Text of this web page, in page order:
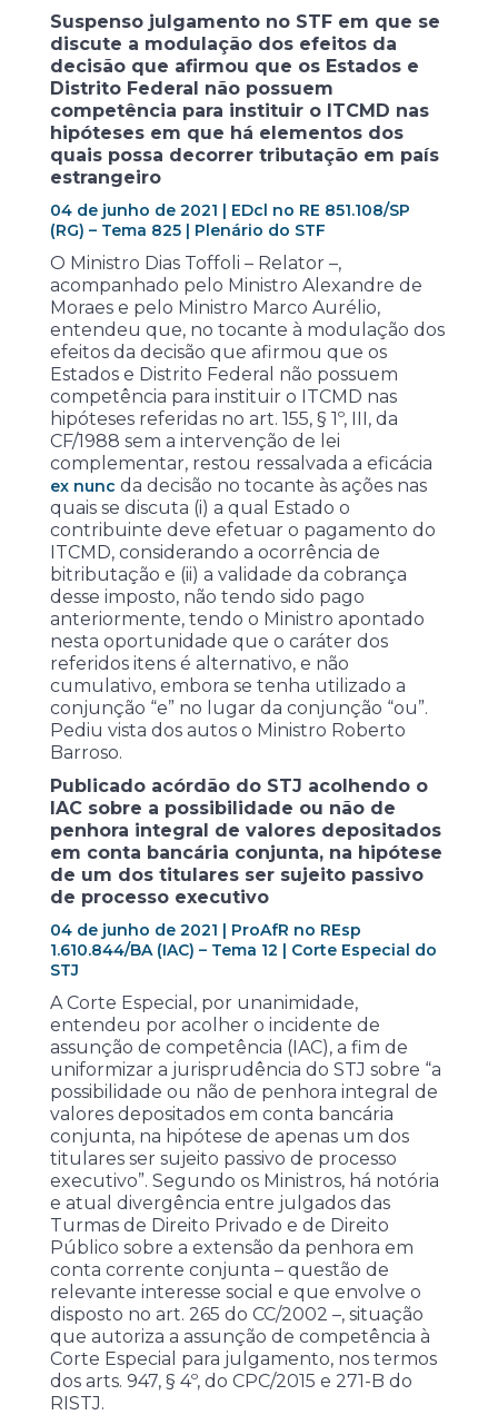
Suspenso julgamento no STF em que se
discute a modulação dos efeitos da
decisão que afirmou que os Estados e
Distrito Federal não possuem
competência para instituir o ITCMD nas
hipóteses em que há elementos dos
quais possa decorrer tributação em país
estrangeiro
04 de junho de 2021 | EDcl no RE 851.108/SP
(RG) – Tema 825 | Plenário do STF
O Ministro Dias Toffoli – Relator –,
acompanhado pelo Ministro Alexandre de
Moraes e pelo Ministro Marco Aurélio,
entendeu que, no tocante à modulação dos
efeitos da decisão que afirmou que os
Estados e Distrito Federal não possuem
competência para instituir o ITCMD nas
hipóteses referidas no art. 155, § 1º, III, da
CF/1988 sem a intervenção de lei
complementar, restou ressalvada a eficácia
ex nunc da decisão no tocante às ações nas
quais se discuta (i) a qual Estado o
contribuinte deve efetuar o pagamento do
ITCMD, considerando a ocorrência de
bitributação e (ii) a validade da cobrança
desse imposto, não tendo sido pago
anteriormente, tendo o Ministro apontado
nesta oportunidade que o caráter dos
referidos itens é alternativo, e não
cumulativo, embora se tenha utilizado a
conjunção “e” no lugar da conjunção “ou”.
Pediu vista dos autos o Ministro Roberto
Barroso.
Publicado acórdão do STJ acolhendo o
IAC sobre a possibilidade ou não de
penhora integral de valores depositados
em conta bancária conjunta, na hipótese
de um dos titulares ser sujeito passivo
de processo executivo
04 de junho de 2021 | ProAfR no REsp
1.610.844/BA (IAC) – Tema 12 | Corte Especial do
STJ
A Corte Especial, por unanimidade,
entendeu por acolher o incidente de
assunção de competência (IAC), a fim de
uniformizar a jurisprudência do STJ sobre “a
possibilidade ou não de penhora integral de
valores depositados em conta bancária
conjunta, na hipótese de apenas um dos
titulares ser sujeito passivo de processo
executivo”. Segundo os Ministros, há notória
e atual divergência entre julgados das
Turmas de Direito Privado e de Direito
Público sobre a extensão da penhora em
conta corrente conjunta – questão de
relevante interesse social e que envolve o
disposto no art. 265 do CC/2002 –, situação
que autoriza a assunção de competência à
Corte Especial para julgamento, nos termos
dos arts. 947, § 4º, do CPC/2015 e 271-B do
RISTJ.